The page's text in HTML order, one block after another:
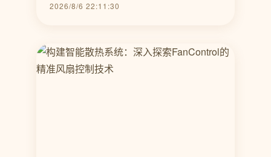
2026/8/6 22:11:30